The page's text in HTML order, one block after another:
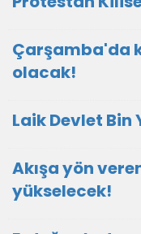
Çarşamba'da
olacak!
Laik Devlet Bin
Akışa yön
yükselecek!